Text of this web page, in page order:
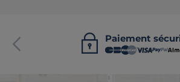
Paiement